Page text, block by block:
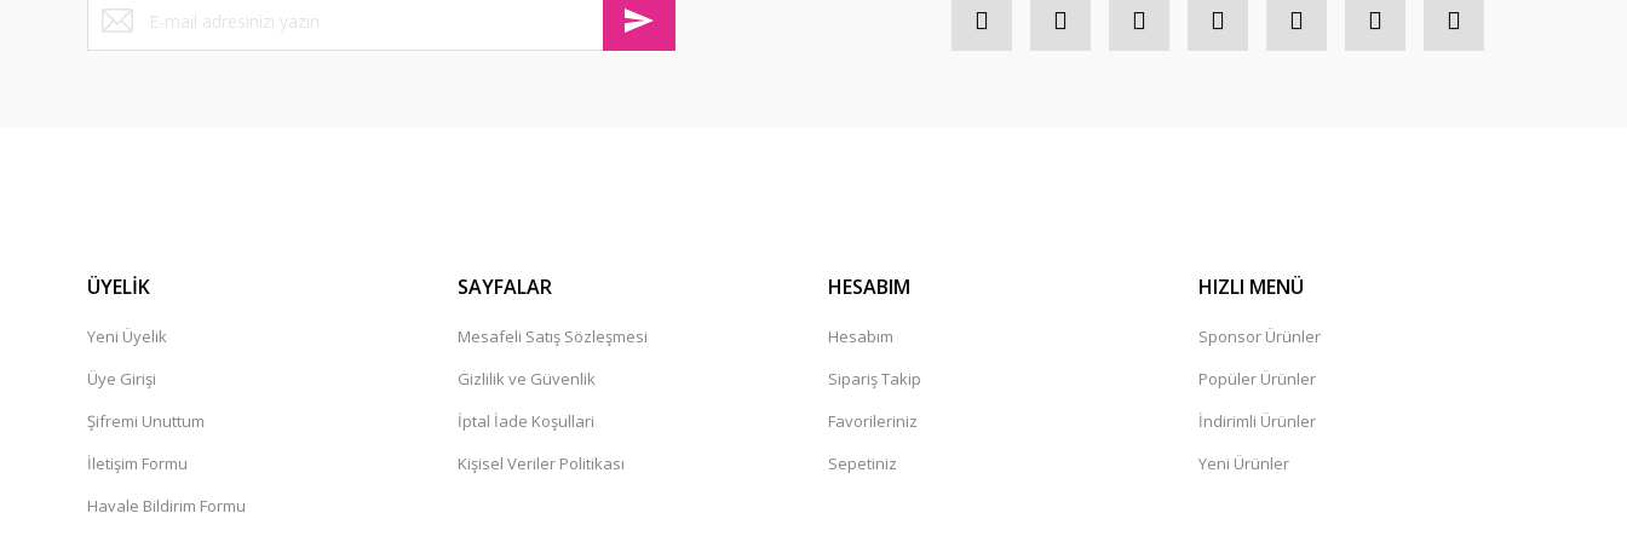
Sorunsuz bir alışveriş gerçekleştirdim. Güvenilir Ve ilkeli. Kolaylıkla iletişim kurabileceğininiz
bir alışveriş platformu herkese tavsiye ederim.
Güner Aydın | 19/10/2024
ÜYELİK
Yeni Üyelik
Üye Girişi
Şifremi Unuttum
İletişim Formu
Havale Bildirim Formu
SAYFALAR
Mesafeli Satış Sözleşmesi
Gizlilik ve Güvenlik
İptal İade Koşullari
Kişisel Veriler Politikası
HESABIM
Hesabım
Sipariş Takip
Favorileriniz
Sepetiniz
HIZLI MENÜ
Sponsor Ürünler
Popüler Ürünler
İndirimli Ürünler
Yeni Ürünler